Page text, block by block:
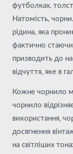
футболках,
Натомість,
рідина, яка
фактично
призводить до
відчуття, яке в
Кожне чорнило
чорнило
використання,
досягнення
на світліших